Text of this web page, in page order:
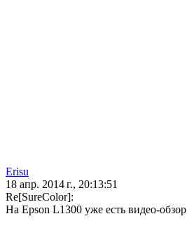
Erisu
18 апр. 2014 г., 20:13:51
Re[SureColor]:
На Epson L1300 уже есть видео-обзор